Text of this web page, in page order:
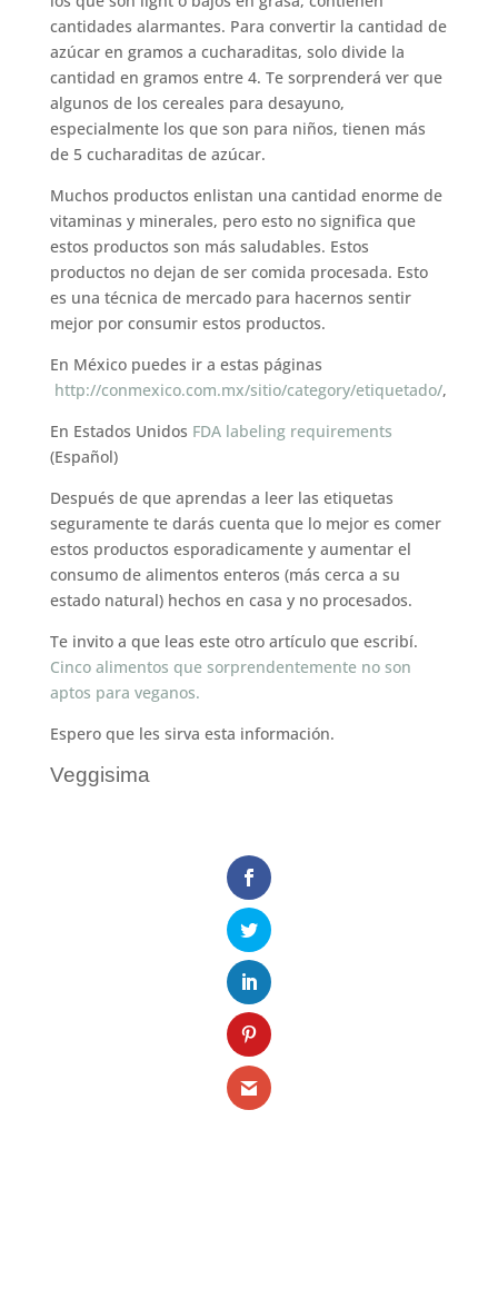
cantidades alarmantes. Para convertir la cantidad de
azúcar en gramos a cucharaditas, solo divide la
cantidad en gramos entre 4. Te sorprenderá ver que
algunos de los cereales para desayuno,
especialmente los que son para niños, tienen más
de 5 cucharaditas de azúcar.
Muchos productos enlistan una cantidad enorme de
vitaminas y minerales, pero esto no significa que
estos productos son más saludables. Estos
productos no dejan de ser comida procesada. Esto
es una técnica de mercado para hacernos sentir
mejor por consumir estos productos.
En México puedes ir a estas páginas
http://conmexico.com.mx/sitio/category/etiquetado/,
En Estados Unidos FDA labeling requirements
(Español)
Después de que aprendas a leer las etiquetas
seguramente te darás cuenta que lo mejor es comer
estos productos esporadicamente y aumentar el
consumo de alimentos enteros (más cerca a su
estado natural) hechos en casa y no procesados.
Te invito a que leas este otro artículo que escribí.
Cinco alimentos que sorprendentemente no son
aptos para veganos.
Espero que les sirva esta información.
Veggisima